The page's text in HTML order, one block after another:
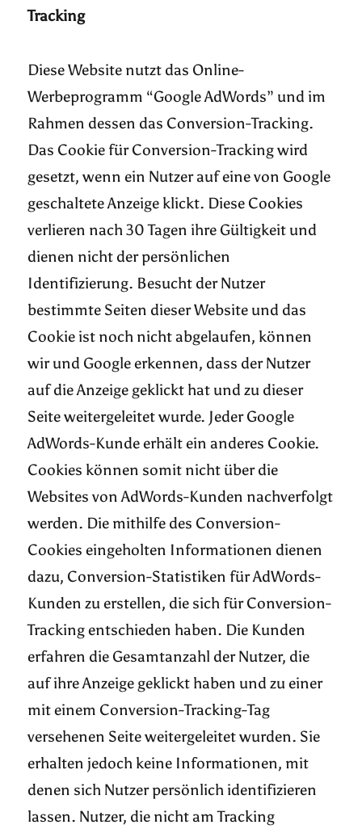
Tracking
Diese Website nutzt das Online-
Werbeprogramm “Google AdWords” und im
Rahmen dessen das Conversion-Tracking.
Das Cookie für Conversion-Tracking wird
gesetzt, wenn ein Nutzer auf eine von Google
geschaltete Anzeige klickt. Diese Cookies
verlieren nach 30 Tagen ihre Gültigkeit und
dienen nicht der persönlichen
Identifizierung. Besucht der Nutzer
bestimmte Seiten dieser Website und das
Cookie ist noch nicht abgelaufen, können
wir und Google erkennen, dass der Nutzer
auf die Anzeige geklickt hat und zu dieser
Seite weitergeleitet wurde. Jeder Google
AdWords-Kunde erhält ein anderes Cookie.
Cookies können somit nicht über die
Websites von AdWords-Kunden nachverfolgt
werden. Die mithilfe des Conversion-
Cookies eingeholten Informationen dienen
dazu, Conversion-Statistiken für AdWords-
Kunden zu erstellen, die sich für Conversion-
Tracking entschieden haben. Die Kunden
erfahren die Gesamtanzahl der Nutzer, die
auf ihre Anzeige geklickt haben und zu einer
mit einem Conversion-Tracking-Tag
versehenen Seite weitergeleitet wurden. Sie
erhalten jedoch keine Informationen, mit
denen sich Nutzer persönlich identifizieren
lassen. Nutzer, die nicht am Tracking